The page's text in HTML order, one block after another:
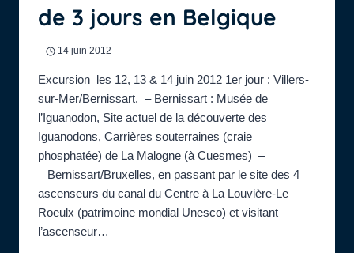
de 3 jours en Belgique
14 juin 2012
Excursion les 12, 13 & 14 juin 2012 1er jour : Villers-
sur-Mer/Bernissart. – Bernissart : Musée de
l’Iguanodon, Site actuel de la découverte des
Iguanodons, Carrières souterraines (craie
phosphatée) de La Malogne (à Cuesmes) –
Bernissart/Bruxelles, en passant par le site des 4
ascenseurs du canal du Centre à La Louvière-Le
Roeulx (patrimoine mondial Unesco) et visitant
l’ascenseur…